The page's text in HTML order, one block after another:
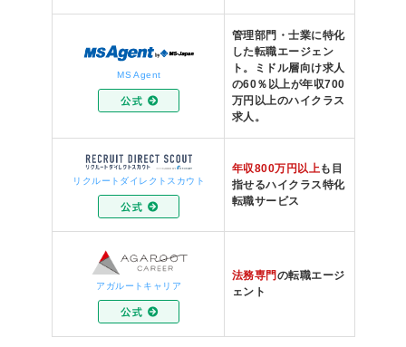
MS Agent
管理部門・士業に特化
した転職エージェン
ト。ミドル層向け求人
の60％以上が年収700
万円以上のハイクラス
求人。
リクルートダイレクトスカウト
年収800万円以上 も目
指せるハイクラス特化
転職サービス
アガルートキャリア
法務専門 の転職エージ
ェント